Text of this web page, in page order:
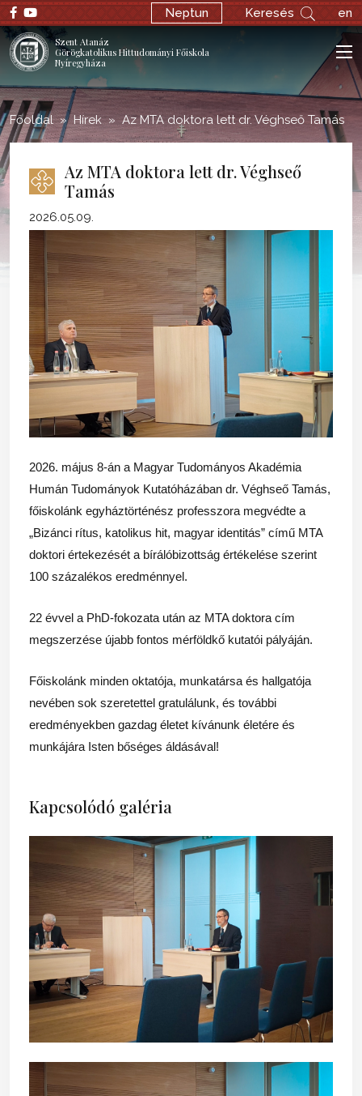
; Neptun Keresés en
Szent Atanáz
Görögkatolikus Hittudományi Főiskola
Nyíregyháza
Főoldal Hírek Az MTA doktora lett dr. Véghseő Tamás
Az MTA doktora lett dr. Véghseő
Tamás
2026.05.09.
2026. május 8-án a Magyar Tudományos Akadémia
Humán Tudományok Kutatóházában dr. Véghseő Tamás,
főiskolánk egyháztörténész professzora megvédte a
„Bizánci rítus, katolikus hit, magyar identitás” című MTA
doktori értekezését a bírálóbizottság értékelése szerint
100 százalékos eredménnyel.
22 évvel a PhD-fokozata után az MTA doktora cím
megszerzése újabb fontos mérföldkő kutatói pályáján.
Főiskolánk minden oktatója, munkatársa és hallgatója
nevében sok szeretettel gratulálunk, és további
eredményekben gazdag életet kívánunk életére és
munkájára Isten bőséges áldásával!
Kapcsolódó galéria